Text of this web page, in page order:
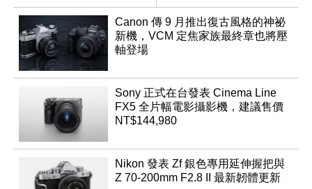
App「Atmos」登場
Canon 傳 9 月推出復古風格的神祕
新機，VCM 定焦家族最終章也將壓
軸登場
Sony 正式在台發表 Cinema Line
FX5 全片幅電影攝影機，建議售價
NT$144,980
Nikon 發表 Zf 銀色專用延伸握把與
Z 70-200mm F2.8 II 最新韌體更新